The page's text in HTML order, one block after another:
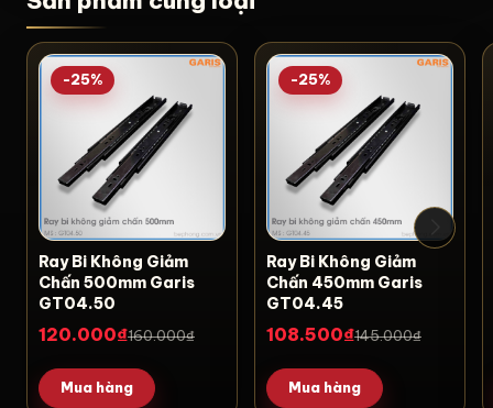
-25%
Ray Bi Không Giảm
Chấn 500mm Garis
GT04.50
120.000₫160.000₫
Mua hàng
-25%
Ray Bi Không Giảm
Chấn 450mm Garis
GT04.45
108.500₫145.000₫
Mua hàng